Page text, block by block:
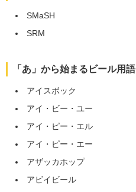
SMaSH
SRM
「あ」から始まるビール用語
アイスボック
アイ・ビー・ユー
アイ・ピー・エル
アイ・ピー・エー
アザッカホップ
アビイビール